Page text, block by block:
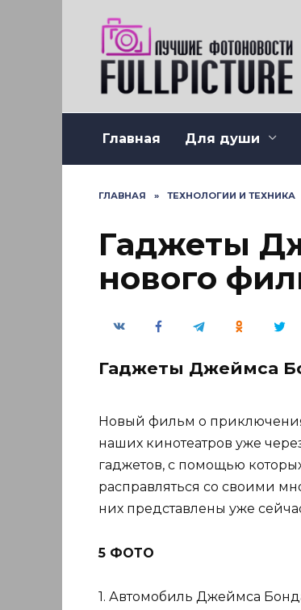
Главная Для души
ГЛАВНАЯ » ТЕХНОЛОГИИ И ТЕХНИКА
Гаджеты
нового
Гаджеты Джеймса
Новый фильм о
наших кинотеатров уже
гаджетов, с помощью
расправляться со своими
них представлены уже
5 ФОТО
1. Автомобиль Джеймса